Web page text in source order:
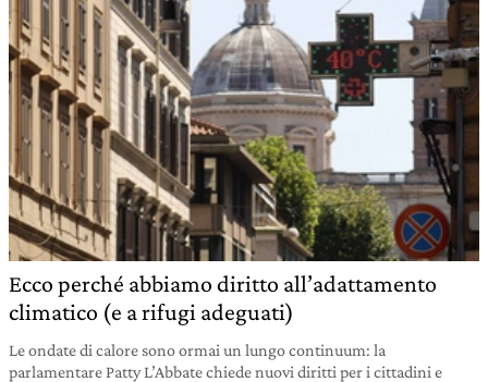
Ecco perché abbiamo diritto all’adattamento
climatico (e a rifugi adeguati)
Le ondate di calore sono ormai un lungo continuum: la
parlamentare Patty L’Abbate chiede nuovi diritti per i cittadini e